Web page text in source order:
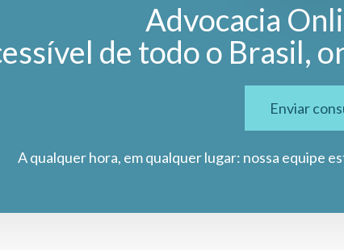
Advocacia
de todo o Brasil,
Enviar
A qualquer hora, em qualquer lugar: nossa equipe